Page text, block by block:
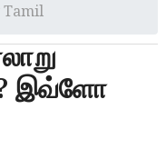
இவ்ளோ